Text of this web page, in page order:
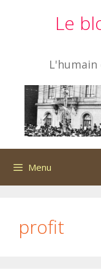
Le
L'humain
Menu
profit